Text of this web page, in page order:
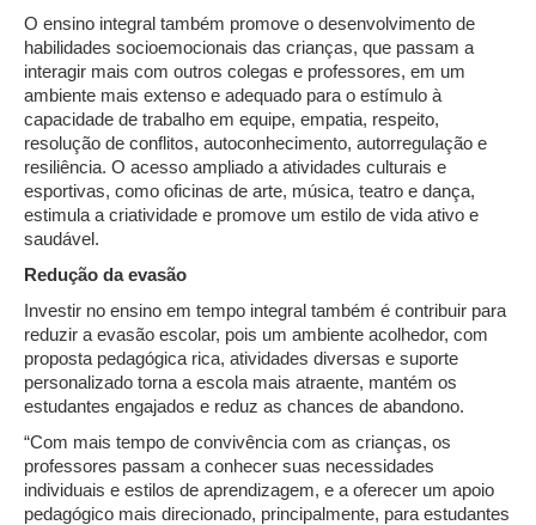
O ensino integral também promove o desenvolvimento de
habilidades socioemocionais das crianças, que passam a
interagir mais com outros colegas e professores, em um
ambiente mais extenso e adequado para o estímulo à
capacidade de trabalho em equipe, empatia, respeito,
resolução de conflitos, autoconhecimento, autorregulação e
resiliência. O acesso ampliado a atividades culturais e
esportivas, como oficinas de arte, música, teatro e dança,
estimula a criatividade e promove um estilo de vida ativo e
saudável.
Redução da evasão
Investir no ensino em tempo integral também é contribuir para
reduzir a evasão escolar, pois um ambiente acolhedor, com
proposta pedagógica rica, atividades diversas e suporte
personalizado torna a escola mais atraente, mantém os
estudantes engajados e reduz as chances de abandono.
“Com mais tempo de convivência com as crianças, os
professores passam a conhecer suas necessidades
individuais e estilos de aprendizagem, e a oferecer um apoio
pedagógico mais direcionado, principalmente, para estudantes